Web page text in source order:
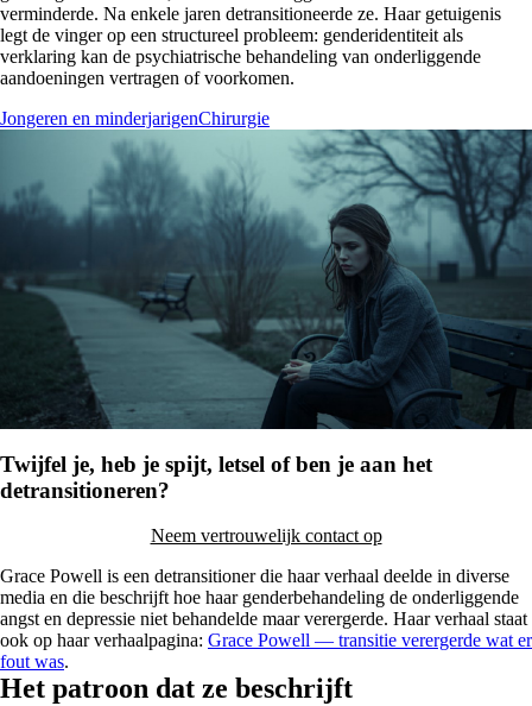
verminderde. Na enkele jaren detransitioneerde ze. Haar getuigenis
legt de vinger op een structureel probleem: genderidentiteit als
verklaring kan de psychiatrische behandeling van onderliggende
aandoeningen vertragen of voorkomen.
Jongeren en minderjarigenChirurgie
Twijfel je, heb je spijt, letsel of ben je aan het
detransitioneren?
Neem vertrouwelijk contact op
Grace Powell is een detransitioner die haar verhaal deelde in diverse
media en die beschrijft hoe haar genderbehandeling de onderliggende
angst en depressie niet behandelde maar verergerde. Haar verhaal staat
ook op haar verhaalpagina: Grace Powell — transitie verergerde wat er
fout was.
Het patroon dat ze beschrijft